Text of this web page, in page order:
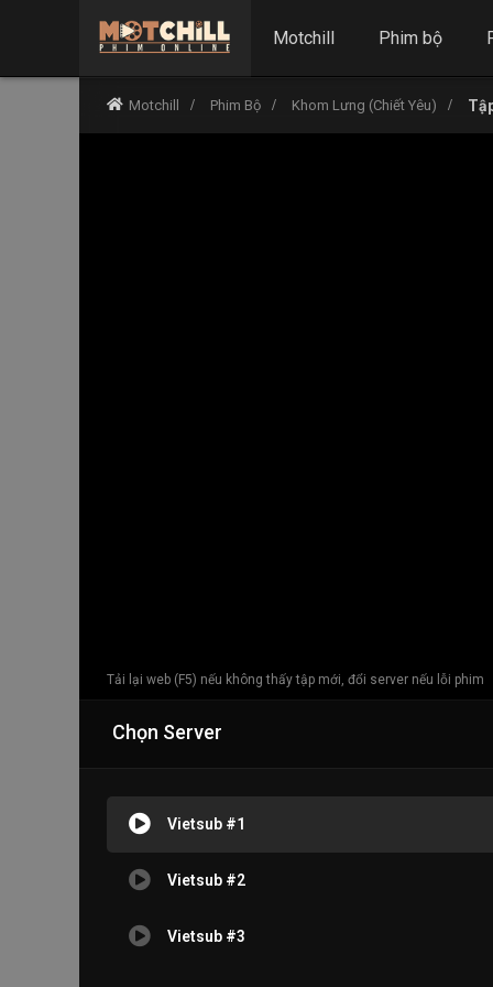
Motchill Phim bộ
Motchill Phim Bộ Khom Lưng (Chiết Yêu)
Tải lại web (F5) nếu không thấy tập mới, đổi server nếu lỗi phim
Chọn Server
Vietsub #1
Vietsub #2
Vietsub #3